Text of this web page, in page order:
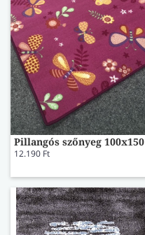
Pillangós szőnyeg 100x150
12.190 Ft